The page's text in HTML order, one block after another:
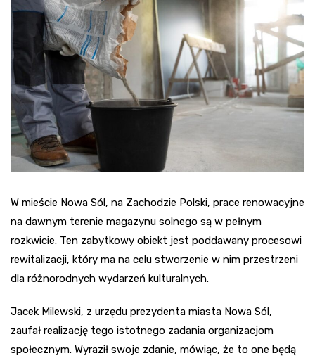
W mieście Nowa Sól, na Zachodzie Polski, prace renowacyjne
na dawnym terenie magazynu solnego są w pełnym
rozkwicie. Ten zabytkowy obiekt jest poddawany procesowi
rewitalizacji, który ma na celu stworzenie w nim przestrzeni
dla różnorodnych wydarzeń kulturalnych.
Jacek Milewski, z urzędu prezydenta miasta Nowa Sól,
zaufał realizację tego istotnego zadania organizacjom
społecznym. Wyraził swoje zdanie, mówiąc, że to one będą